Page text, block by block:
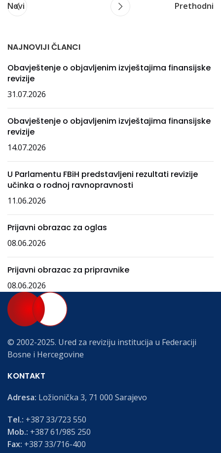
Novi Prethodni
NAJNOVIJI ČLANCI
Obavještenje o objavljenim izvještajima finansijske
revizije
31.07.2026
Obavještenje o objavljenim izvještajima finansijske
revizije
14.07.2026
U Parlamentu FBiH predstavljeni rezultati revizije
učinka o rodnoj ravnopravnosti
11.06.2026
Prijavni obrazac za oglas
08.06.2026
Prijavni obrazac za pripravnike
08.06.2026
© 2002-2025. Ured za reviziju institucija u Federaciji
Bosne i Hercegovine
KONTAKT
Adresa: Ložionička 3, 71 000 Sarajevo
Tel.: +387 33/723 550
Mob.: +387 61/985 250
Fax: +387 33/716-400